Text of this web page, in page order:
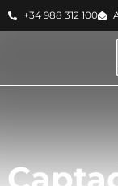
+34 988 312 100